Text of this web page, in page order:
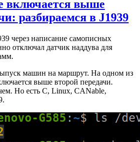
выше
разбираемся в J1939
через написание самописных
отключал датчик наддува для
машин на маршрут. На одном из
выше второй передачи.
Но есть C, Linux, CANable,